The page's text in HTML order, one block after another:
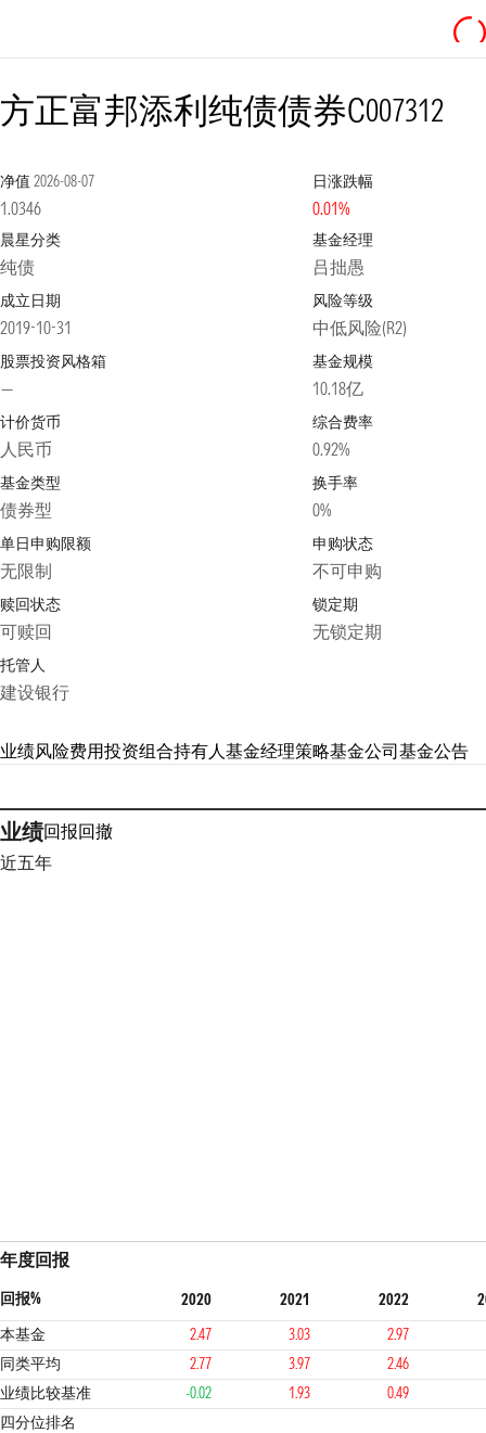
方正富邦添利纯债债券C007312
净值 2026-08-07
1.0346
日涨跌幅
0.01%
晨星分类
纯债
基金经理
吕拙愚
成立日期
2019-10-31
风险等级
中低风险(R2)
股票投资风格箱
—
基金规模
10.18亿
计价货币
人民币
综合费率
0.92%
基金类型
债券型
换手率
0%
单日申购限额
无限制
申购状态
不可申购
赎回状态
可赎回
锁定期
无锁定期
托管人
建设银行
业绩风险费用投资组合持有人基金经理策略基金公司基金公告
业绩回报回撤
近五年
年度回报
回报% 2020 2021 2022
本基金
2.47 3.03
2.97
同类平均
2.77 3.97
2.46
业绩比较基准
-0.02 1.93
0.49
四分位排名
3 4 1 1